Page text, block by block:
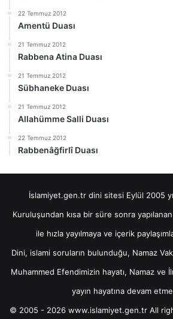
22 Temmuz 2012
Amentü Duası
21 Temmuz 2012
Rabbena Atina Duası
21 Temmuz 2012
Sübhaneke Duası
21 Temmuz 2012
Allahümme Salli Duası
22 Temmuz 2012
Rabbenâğfirlî Duası
İslamiyet.gen.tr dini sitesi Eylül 2005
Kuruluşundan kısa bir süre sonra
ile hızla yayılmaya ve içerik
Dini, islami soruların bulunduğu, Namaz
Muhammed Efendimizin hayatı, Namaz ve
yayın hayatına devam
© 2005 - 2026 www.islamiyet.gen.tr All